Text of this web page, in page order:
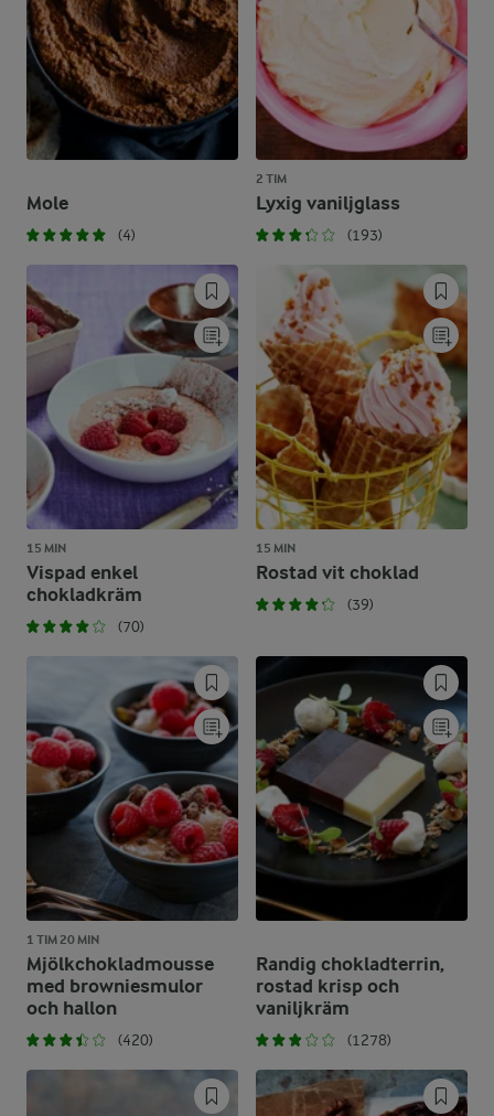
Mole
(4)
2 TIM
Lyxig vaniljglass
(193)
15 MIN
Vispad enkel
chokladkräm
(70)
15 MIN
Rostad vit choklad
(39)
1 TIM 20 MIN
Mjölkchokladmousse
med browniesmulor
och hallon
(420)
Randig chokladterrin,
rostad krisp och
vaniljkräm
(1278)